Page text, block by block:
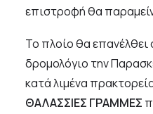
επιστροφή θα
Το πλοίο θα επανέλθει
δρομολόγιο την
κατά λιμένα
ΘΑΛΑΣΣΙΕΣ ΓΡΑΜΜΕΣ